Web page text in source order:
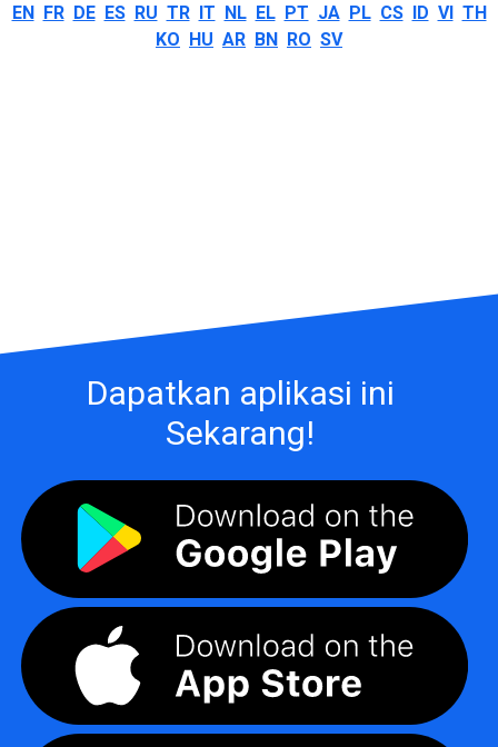
EN FR DE ES RU TR IT NL EL PT JA PL CS ID VI TH
KO HU AR BN RO SV
Dapatkan aplikasi ini
Sekarang!